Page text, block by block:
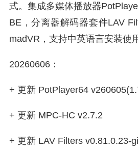
式。集成多媒体播放器
BE，分离器解码器套件LAV
madVR，支持中英语言安装使
20260606：
+ 更新 PotPlayer64
+ 更新 MPC-HC v2.7.2
+ 更新 LAV Filters v0.81.0.23-